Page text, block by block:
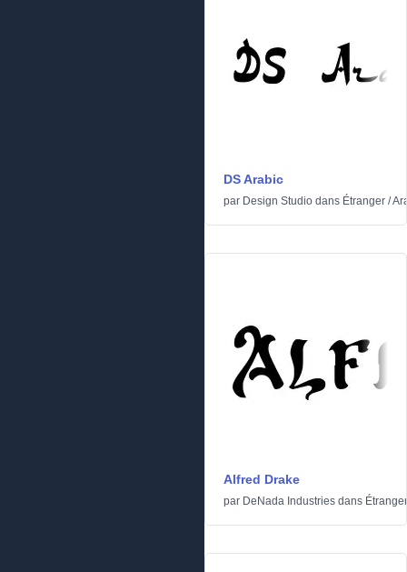
DS Arabic
par Design Studio dans Étranger /
Alfred Drake
par DeNada Industries dans Étranger